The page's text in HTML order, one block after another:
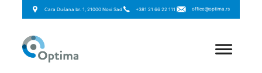
Cara Dušana br. 1, 21000 Novi Sad +381 21 66 22 111 office@optima.rs